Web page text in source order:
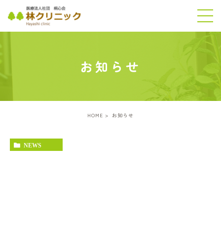
お知らせ
HOME お知らせ
NEWS